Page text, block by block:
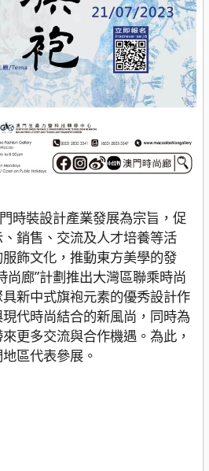
時裝設計產業發展為宗旨，促
銷售、交流及人才培養等活
飾文化，推動東方美學的發
尚廊”計劃推出大灣區聯乘時尚
新中式旗袍元素的優秀設計作
代時尚結合的新風尚，同時為
更多交流與合作機遇。為此，
區代表參展。